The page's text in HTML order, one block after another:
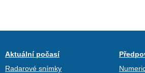
Aktuální počasí
Radarové snímky